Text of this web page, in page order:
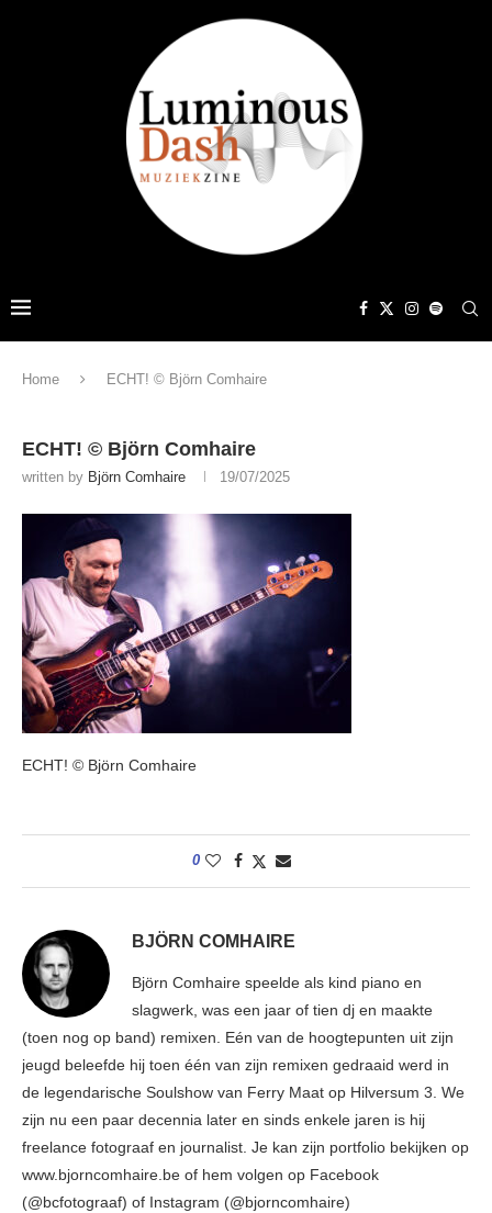
Home ECHT! © Björn Comhaire
ECHT! © Björn Comhaire
written by Björn Comhaire 19/07/2025
ECHT! © Björn Comhaire
0
BJÖRN COMHAIRE
Björn Comhaire speelde als kind piano en
slagwerk, was een jaar of tien dj en maakte
(toen nog op band) remixen. Eén van de hoogtepunten uit zijn
jeugd beleefde hij toen één van zijn remixen gedraaid werd in
de legendarische Soulshow van Ferry Maat op Hilversum 3. We
zijn nu een paar decennia later en sinds enkele jaren is hij
freelance fotograaf en journalist. Je kan zijn portfolio bekijken op
www.bjorncomhaire.be of hem volgen op Facebook
(@bcfotograaf) of Instagram (@bjorncomhaire)